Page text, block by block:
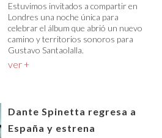
Estuvimos invitados a compartir en
Londres una noche única para
celebrar el álbum que abrió un nuevo
camino y territorios sonoros para
Gustavo Santaolalla.
ver +
Dante Spinetta regresa a
España y estrena